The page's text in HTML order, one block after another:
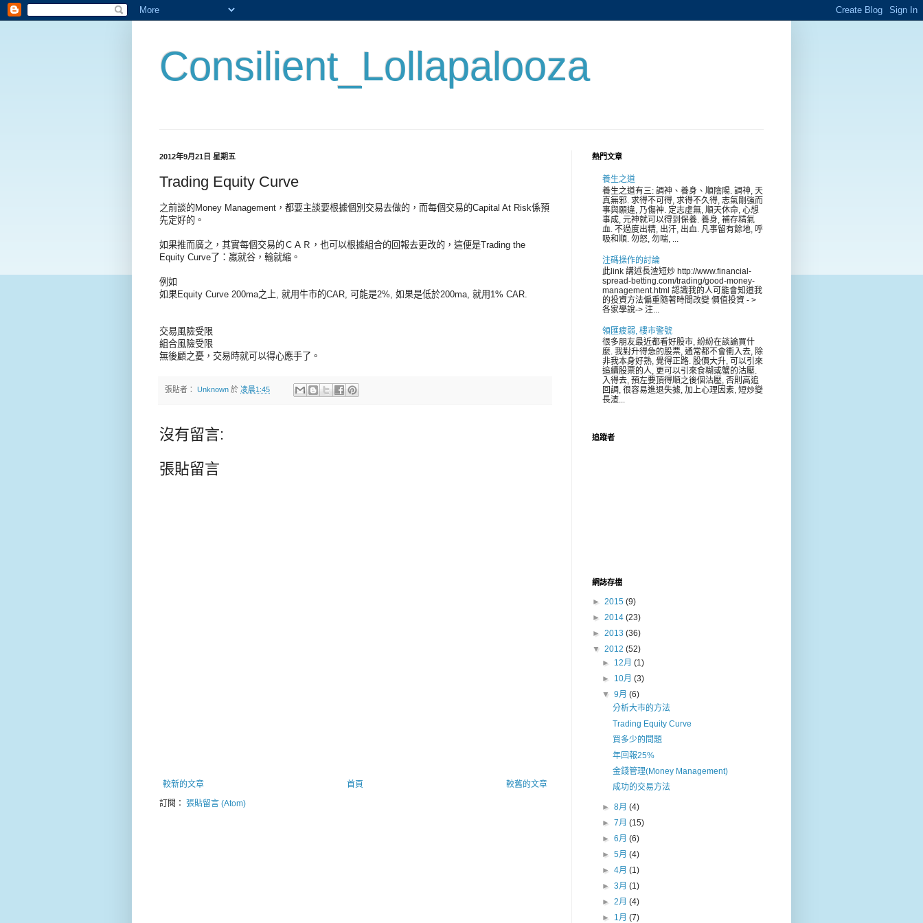
Consilient_Lollapalooza
2012年9月21日 星期五
Trading Equity Curve
之前談的Money Management，都要主談要根據個別交易去做的，而每個交易的Capital At Risk係預
先定好的。
如果推而廣之，其實每個交易的ＣＡＲ，也可以根據組合的回報去更改的，這便是Trading the
Equity Curve了：羸就谷，輸就縮。
例如
如果Equity Curve 200ma之上, 就用牛市的CAR, 可能是2%, 如果是低於200ma, 就用1% CAR.
交易風險受限
組合風險受限
無後顧之憂，交易時就可以得心應手了。
張貼者： Unknown 於 凌晨1:45
沒有留言:
張貼留言
較新的文章 較舊的文章
首頁
訂閱： 張貼留言 (Atom)
熱門文章
養生之道
養生之道有三: 調神、養身、順陰陽. 調神, 天
真無邪. 求得不可得, 求得不久得, 志氣剛強而
事與願違, 乃傷神. 定志虛無, 順天休命, 心想
事成, 元神就可以得到保養. 養身, 補存精氣
血. 不過度出精, 出汗, 出血. 凡事留有餘地, 呼
吸和順. 勿怒, 勿喘, ...
注碼操作的討論
此link 講述長渣短炒 http://www.financial-
spread-betting.com/trading/good-money-
management.html 認識我的人可能會知道我
的投資方法偏重隨著時間改變 價值投資 - >
各家學說-> 注...
領匯疲弱, 樓市警號
很多朋友最近都看好股市, 紛紛在談論買什
麼. 我對升得急的股票, 通常都不會衝入去, 除
非我本身好熟, 覺得正路. 股價大升, 可以引來
追續股票的人, 更可以引來食糊或蟹的沽壓.
入得去, 預左要頂得順之後個沽壓, 否則高追
回調, 很容易進退失據, 加上心理因素, 短炒變
長渣...
追蹤者
網誌存檔
► 2015 (9)
► 2014 (23)
► 2013 (36)
▼ 2012 (52)
► 12月(1)
► 10月(3)
▼9月(6)
分析大市的方法
Trading Equity Curve
買多少的問題
年回報25%
金錢管理(Money Management)
成功的交易方法
►8月(4)
►7月(15)
►6月(6)
►5月(4)
►4月(1)
►3月(1)
►2月(4)
► 1月(7)